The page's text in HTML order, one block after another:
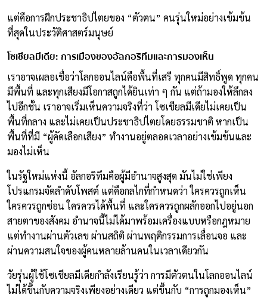
แต่คือการฝึกประชาธิปไตยของ “ตัวตน” คนรุ่นใหม่อย่างเข้มข้น
ที่สุดในประวัติศาสตร์มนุษย์
โซเชียลมีเดีย: การเมืองของอัลกอริทึมและการมองเห็น
เราอาจเผลอเชื่อว่าโลกออนไลน์คือพื้นที่เสรี ทุกคนมีสิทธิ์พูด ทุกคน
มีพื้นที่ และทุกเสียงมีโอกาสถูกได้ยินเท่า ๆ กัน แต่ถ้ามองให้ลึกลง
ไปอีกชั้น เราอาจเริ่มเห็นความจริงที่ว่า โซเชียลมีเดียไม่เคยเป็น
พื้นที่กลาง และไม่เคยเป็นประชาธิปไตยโดยธรรมชาติ หากเป็น
พื้นที่ที่มี “ผู้คัดเลือกเสียง” ทำงานอยู่ตลอดเวลาอย่างเข้มข้นและ
มองไม่เห็น
ในรัฐใหม่แห่งนี้ อัลกอริทึมคือผู้มีอำนาจสูงสุด มันไม่ใช่เพียง
โปรแกรมจัดลำดับโพสต์ แต่คือกลไกที่กำหนดว่า ใครควรถูกเห็น
ใครควรถูกซ่อน ใครควรได้พื้นที่ และใครควรถูกผลักออกไปอยู่นอก
สายตาของสังคม อำนาจนี้ไม่ได้มาพร้อมเครื่องแบบหรือกฎหมาย
แต่ทำงานผ่านตัวเลข ผ่านสถิติ ผ่านพฤติกรรมการเลื่อนจอ และ
ผ่านความสนใจของผู้คนหลายล้านคนในเวลาเดียวกัน
วัยรุ่นผู้ใช้โซเชียลมีเดียกำลังเรียนรู้ว่า การมีตัวตนในโลกออนไลน์
ไม่ได้ขึ้นกับความจริงเพียงอย่างเดียว แต่ขึ้นกับ “การถูกมองเห็น”